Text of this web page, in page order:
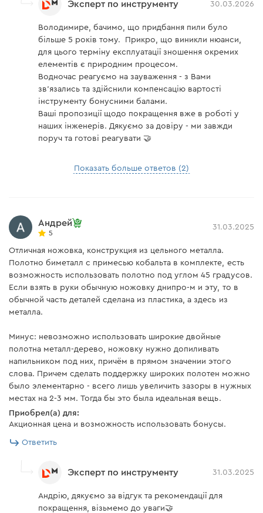
Эксперт по инструменту 30.03.2026
Володимире, бачимо, що придбання пили було
більше 5 років тому. Прикро, що виникли нюанси,
для цього терміну експлуатації зношення окремих
елементів є природним процесом.
Водночас реагуємо на зауваження - з Вами
зв'язались та здійснили компенсацію вартості
інструменту бонусними балами.
Ваші пропозиції щодо покращення вже в роботі у
наших інженерів. Дякуємо за довіру - ми завжди
поруч та готові реагувати 🤝
Показать больше ответов (2)
Андрей
5
31.03.2025
Отличная ножовка, конструкция из цельного металла.
Полотно биметалл с примесью кобальта в комплекте, есть
возможность использовать полотно под углом 45 градусов.
Если взять в руки обычную ножовку днипро-м и эту, то в
обычной часть деталей сделана из пластика, а здесь из
металла.
Минус: невозможно использовать широкие двойные
полотна металл-дерево, ножовку нужно допиливать
напильником под них, причём в прямом значении этого
слова. Причем сделать поддержку широких полотен можно
было элементарно - всего лишь увеличить зазоры в нужных
местах на 2-3 мм. Тогда бы это была идеальная вещь.
Приобрел(а) для:
Акционная цена и возможность использовать бонусы.
Ответить
Эксперт по инструменту 31.03.2025
Андрію, дякуємо за відгук та рекомендації для
покращення, візьмемо до уваги🤝